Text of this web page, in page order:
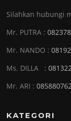
Silahkan hubungi
Mr. PUTRA :
Mr. NANDO :
Ms. DILLA :
Mr. ARI :
KATEGORI